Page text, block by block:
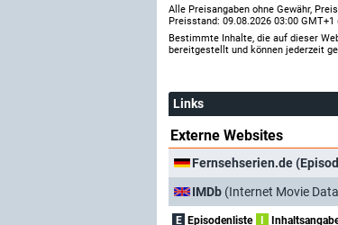
Alle Preisangaben ohne Gewähr,
Preisstand: 09.08.2026 03:00 GMT+1
Bestimmte Inhalte, die auf dieser
bereitgestellt und können jederzeit
Links
Externe Websites
Fernsehserien.de
IMDb (Internet Movie
E Episodenliste